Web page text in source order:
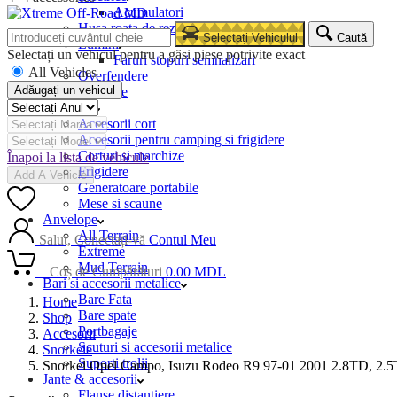
Acumulatori
Husa roata de rezerva
Lumini
Faruri stopuri semnalizari
Overfendere
Snorkele
Camping
Accesorii cort
Accesorii pentru camping si frigidere
Corturi si marchize
Frigidere
Generatoare portabile
Mese si scaune
Anvelope
All Terrain
Extreme
Mud Terrain
Bari si accesorii metalice
Bare Fata
Bare spate
Portbagaje
Scuturi si accesorii metalice
Suporti trolii
Jante & accesorii
Selectați Vehiculul Caută
Selectați un vehicul pentru a găsi piese potrivite exact
All Vehicles
Adăugați un vehicul
Înapoi la lista de vehicule
Add A Vehicle
Salut, Conectați-vă Contul Meu
Coș de Cumpărături 0.00 MDL
Home
Shop
Accesorii
Snorkele
Snorkel Opel Campo, Isuzu Rodeo R9 97-01 2001 2.8TD,